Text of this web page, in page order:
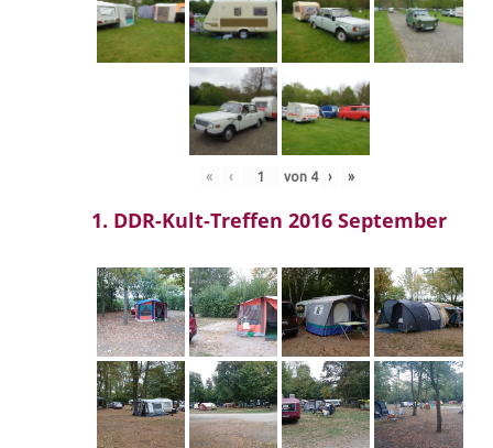
« ‹ von 4 › »
1. DDR-Kult-Treffen 2016 September